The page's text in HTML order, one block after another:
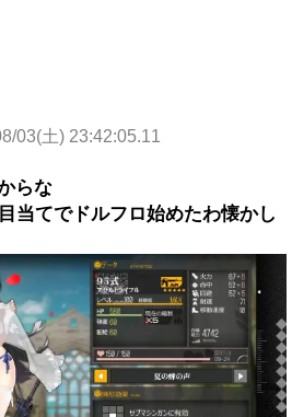
03(土) 23:42:05.11
らな
当てでドルフロ始めたわ懐かし